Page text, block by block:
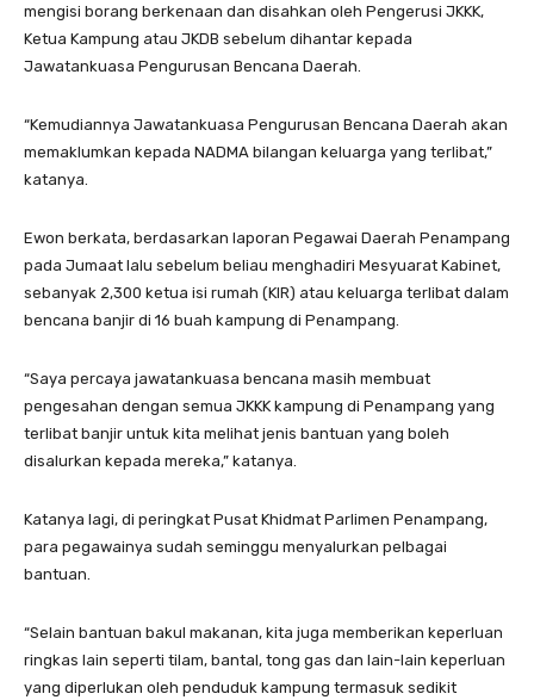
mengisi borang berkenaan dan disahkan oleh Pengerusi JKKK,
Ketua Kampung atau JKDB sebelum dihantar kepada
Jawatankuasa Pengurusan Bencana Daerah.
“Kemudiannya Jawatankuasa Pengurusan Bencana Daerah akan
memaklumkan kepada NADMA bilangan keluarga yang terlibat,”
katanya.
Ewon berkata, berdasarkan laporan Pegawai Daerah Penampang
pada Jumaat lalu sebelum beliau menghadiri Mesyuarat Kabinet,
sebanyak 2,300 ketua isi rumah (KIR) atau keluarga terlibat dalam
bencana banjir di 16 buah kampung di Penampang.
“Saya percaya jawatankuasa bencana masih membuat
pengesahan dengan semua JKKK kampung di Penampang yang
terlibat banjir untuk kita melihat jenis bantuan yang boleh
disalurkan kepada mereka,” katanya.
Katanya lagi, di peringkat Pusat Khidmat Parlimen Penampang,
para pegawainya sudah seminggu menyalurkan pelbagai
bantuan.
“Selain bantuan bakul makanan, kita juga memberikan keperluan
ringkas lain seperti tilam, bantal, tong gas dan lain-lain keperluan
yang diperlukan oleh penduduk kampung termasuk sedikit